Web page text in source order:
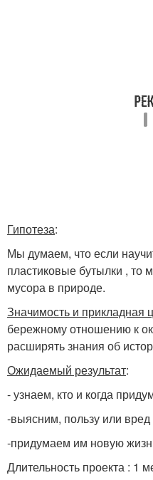
Гипотеза:
Мы думаем, что если
пластиковые бутылки , то
мусора в природе.
Значимость и прикладная
бережному отношению к
расширять знания об
Ожидаемый результат:
- узнаем, кто и когда
-выясним, пользу или вред
-придумаем им новую
Длительность проекта : 1